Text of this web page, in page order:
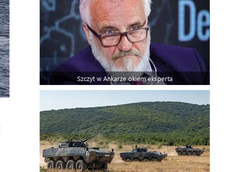
Szczyt w Ankarze okiem eksperta